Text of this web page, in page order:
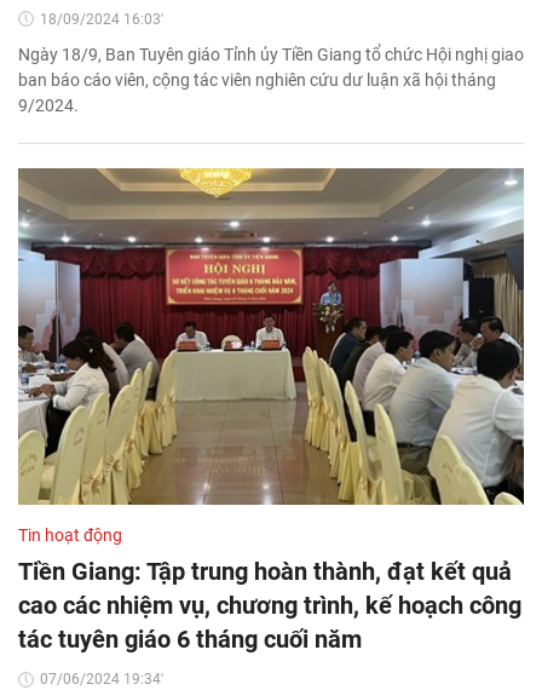
18/09/2024 16:03'
Ngày 18/9, Ban Tuyên giáo Tỉnh ủy Tiền Giang tổ chức Hội nghị giao
ban báo cáo viên, cộng tác viên nghiên cứu dư luận xã hội tháng
9/2024.
Tin hoạt động
Tiền Giang: Tập trung hoàn thành, đạt kết quả
cao các nhiệm vụ, chương trình, kế hoạch công
tác tuyên giáo 6 tháng cuối năm
07/06/2024 19:34'